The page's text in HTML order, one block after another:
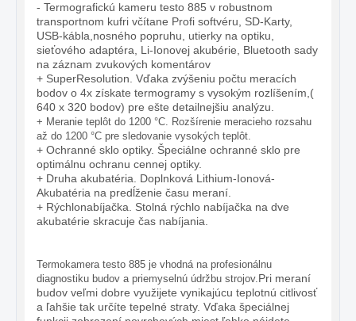
- Termografickú kameru testo 885 v robustnom
transportnom kufri včítane Profi softvéru, SD-Karty,
USB-kábla,nosného popruhu, utierky na optiku,
sieťového adaptéra, Li-Ionovej akubérie, Bluetooth sady
na záznam zvukových komentárov
+ SuperResolution. Vďaka zvýšeniu počtu meracích
bodov o 4x získate termogramy s vysokým rozlíšením,(
640 x 320 bodov) pre ešte detailnejšiu analýzu.
+ Meranie teplôt do 1200 °C. Rozšírenie meracieho rozsahu
až do 1200 °C pre sledovanie vysokých teplôt.
+ Ochranné sklo optiky. Špeciálne ochranné sklo pre
optimálnu ochranu cennej optiky.
+ Druha akubatéria. Doplnková Lithium-Ionová-
Akubatéria na predĺženie času meraní.
+ Rýchlonabíjačka. Stolná rýchlo nabíjačka na dve
akubatérie skracuje čas nabíjania.
Termokamera testo 885 je vhodná na profesionálnu
diagnostiku budov a priemyselnú údržbu strojov.Pri meraní
budov veľmi dobre využijete vynikajúcu teplotnú citlivosť
a ľahšie tak určíte tepelné straty. Vďaka špeciálnej